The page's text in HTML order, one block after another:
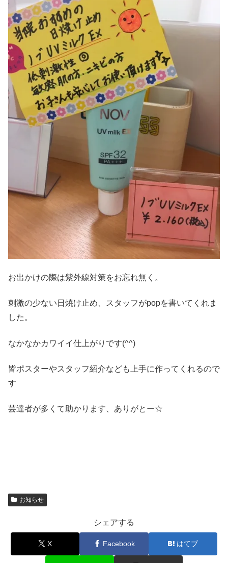
お出かけの際は紫外線対策をお忘れ無く。
刺激の少ない日焼け止め、スタッフがpopを書いてくれま
した。
なかなかカワイイ仕上がりです(^^)
皆ポスターやスタッフ紹介なども上手に作ってくれるので
す
芸達者が多くて助かります、ありがとー☆
お知らせ
シェアする
X Facebook はてブ